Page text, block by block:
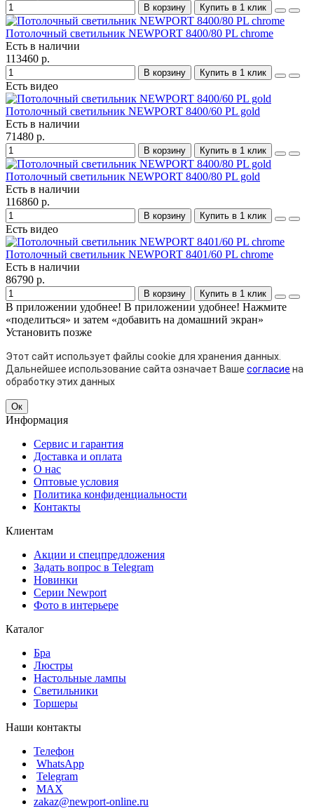
В корзину Купить в 1 клик
Потолочный светильник NEWPORT 8400/80 PL chrome
Есть в наличии
113460 р.
В корзину Купить в 1 клик
Есть видео
Потолочный светильник NEWPORT 8400/60 PL gold
Есть в наличии
71480 р.
В корзину Купить в 1 клик
Потолочный светильник NEWPORT 8400/80 PL gold
Есть в наличии
116860 р.
В корзину Купить в 1 клик
Есть видео
Потолочный светильник NEWPORT 8401/60 PL chrome
Есть в наличии
86790 р.
В корзину Купить в 1 клик
В приложении удобнее! В приложении удобнее! Нажмите
«поделиться» и затем «добавить на домашний экран»
Установить позже
Этот сайт использует файлы cookie для хранения данных.
Дальнейшее использование сайта означает Ваше согласие на
обработку этих данных
Ок
Информация
Сервис и гарантия
Доставка и оплата
О нас
Оптовые условия
Политика конфиденциальности
Контакты
Клиентам
Акции и спецпредложения
Задать вопрос в Telegram
Новинки
Серии Newport
Фото в интерьере
Каталог
Бра
Люстры
Настольные лампы
Светильники
Торшеры
Наши контакты
Телефон
WhatsApp
Telegram
MAX
zakaz@newport-online.ru